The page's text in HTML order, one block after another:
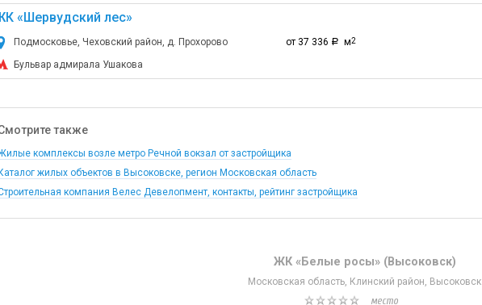
«Шервудский лес»
от 37 336 a м2
Подмосковье, Чеховский район, д. Прохорово
Бульвар адмирала Ушакова
также
комплексы возле метро Речной вокзал от застройщика
Каталог жилых объектов в Высоковске, регион Московская область
компания Велес Девелопмент, контакты, рейтинг застройщика
ЖК «Белые росы» (Высоковск)
Московская область, Клинский район, Высоковск
место